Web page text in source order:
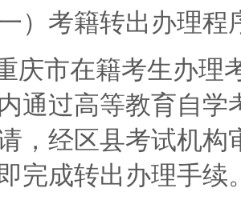
一）考籍转出办理程
庆市在籍考生办理
通过高等教育自
，经区县考试机
完成转出办理手续